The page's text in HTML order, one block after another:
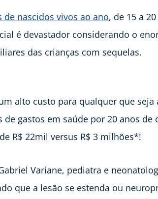
de nascidos vivos ao ano, de 15 a
é devastador considerando o
das crianças com sequelas.
alto custo para qualquer que seja
gastos em saúde por 20 anos de
R$ 22mil versus R$ 3 milhões*!
Variane, pediatra e
que a lesão se estenda ou